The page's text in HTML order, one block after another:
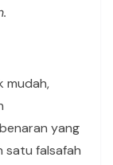
mudah,
yang
satu falsafah